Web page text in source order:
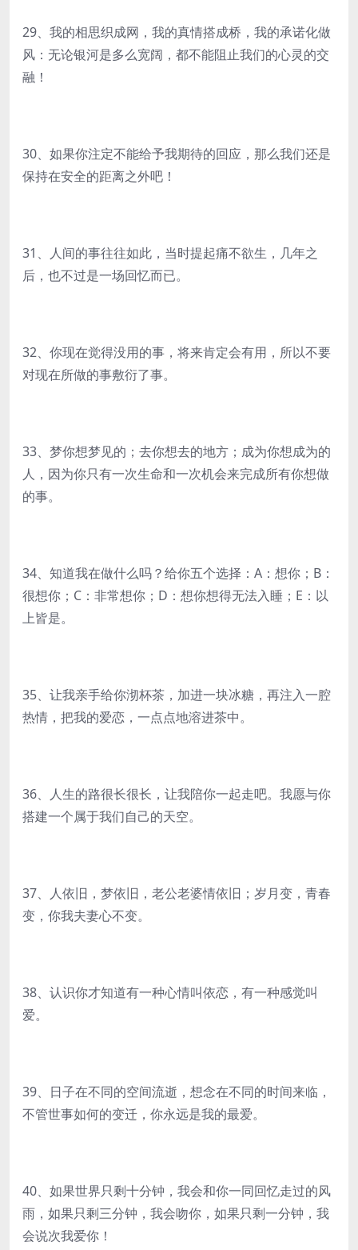
29、我的相思织成网，我的真情搭成桥，我的承诺化做
风：无论银河是多么宽阔，都不能阻止我们的心灵的交
融！
30、如果你注定不能给予我期待的回应，那么我们还是
保持在安全的距离之外吧！
31、人间的事往往如此，当时提起痛不欲生，几年之
后，也不过是一场回忆而已。
32、你现在觉得没用的事，将来肯定会有用，所以不要
对现在所做的事敷衍了事。
33、梦你想梦见的；去你想去的地方；成为你想成为的
人，因为你只有一次生命和一次机会来完成所有你想做
的事。
34、知道我在做什么吗？给你五个选择：A：想你；B：
很想你；C：非常想你；D：想你想得无法入睡；E：以
上皆是。
35、让我亲手给你沏杯茶，加进一块冰糖，再注入一腔
热情，把我的爱恋，一点点地溶进茶中。
36、人生的路很长很长，让我陪你一起走吧。我愿与你
搭建一个属于我们自己的天空。
37、人依旧，梦依旧，老公老婆情依旧；岁月变，青春
变，你我夫妻心不变。
38、认识你才知道有一种心情叫依恋，有一种感觉叫
爱。
39、日子在不同的空间流逝，想念在不同的时间来临，
不管世事如何的变迁，你永远是我的最爱。
40、如果世界只剩十分钟，我会和你一同回忆走过的风
雨，如果只剩三分钟，我会吻你，如果只剩一分钟，我
会说次我爱你！